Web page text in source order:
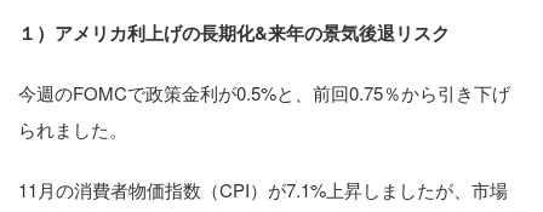
１）アメリカ利上げの長期化&来年の景気後退リスク
今週のFOMCで政策金利が0.5%と、前回0.75％から引き下げ
られました。
11月の消費者物価指数（CPI）が7.1%上昇しましたが、市場